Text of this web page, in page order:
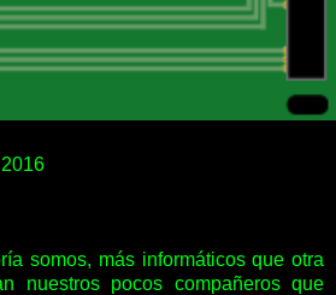
somos, más informáticos que otra
nuestros pocos compañeros que